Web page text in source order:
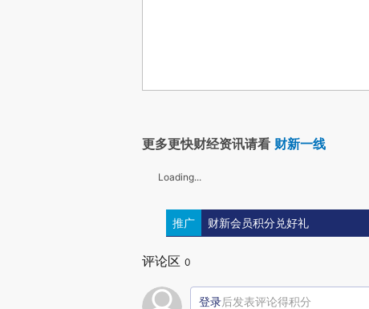
更多更快财经资讯请看 财新一线
Loading...
推广 财新会员积分兑好礼
评论区 0
登录后发表评论得积分